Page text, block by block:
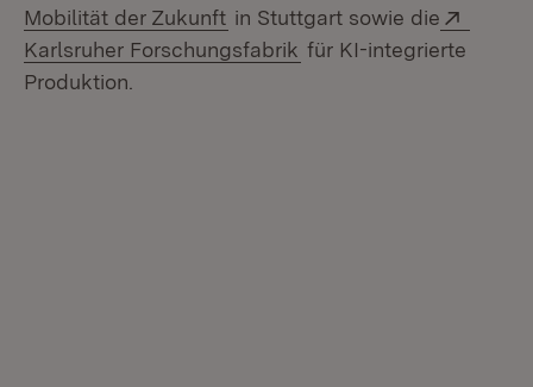
Mobilität der Zukunft (Öffnet in neuem Fenster)
in Stuttgart sowie die
Karlsruher Forschungsfabrik (Öffnet in neuem
für KI-integrierte
Produktion.